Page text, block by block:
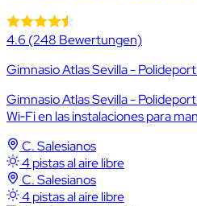
4.6 (248 Bewertungen)
Gimnasio Atlas Sevilla -
Gimnasio Atlas Sevilla -
Wi‑Fi en las instalaciones para
C. Salesianos
4 pistas al aire libre
C. Salesianos
4 pistas al aire libre